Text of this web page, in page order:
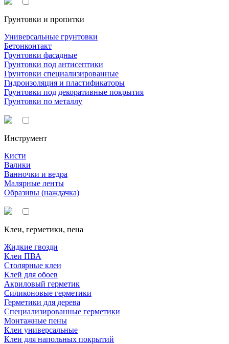
Грунтовки и пропитки
Универсальные грунтовки
Бетонконтакт
Грунтовки фасадные
Грунтовки под антисептики
Грунтовки специализированные
Гидроизоляция и пластификаторы
Грунтовки под декоративные покрытия
Грунтовки по металлу
Инструмент
Кисти
Валики
Ванночки и ведра
Малярные ленты
Образивы (наждачка)
Клеи, герметики, пена
Жидкие гвозди
Клеи ПВА
Столярные клеи
Клей для обоев
Акриловый герметик
Силиконовые герметики
Герметики для дерева
Специализированные герметики
Монтажные пены
Клеи универсальные
Клеи для напольных покрытий